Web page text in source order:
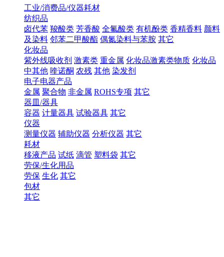
工业/消费品/仪器耗材
纺织品
卤代苯 羧酸类 芳香酸 全氟酸类 有机酚类 香精香料 颜料
及染料 邻苯二甲酸酯 偶氮染料与苯胺 其它
化妆品
紫外线吸收剂 激素类 重金属 化妆品激素类物质 化妆品
中其他 喹诺酮 农残 其他 染发剂
电子电器产品
金属 聚合物 非金属 ROHS专项 其它
器皿/器具
容器 计量器具 试验器具 其它
仪器
测量仪器 辅助仪器 分析仪器 其它
耗材
移液产品 试纸 滴管 塑料袋 其它
劳保/生化用品
劳保 生化 其它
包材
其它